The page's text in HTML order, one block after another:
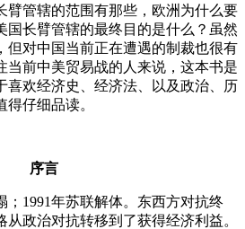
臂管辖的范围有那些，欧洲为什么要
国长臂管辖的最终目的是什么？虽然
但对中国当前正在遭遇的制裁也很有
当前中美贸易战的人来说，这本书是
喜欢经济史、经济法、以及政治、历
仔细品读。
序言
；1991年苏联解体。东西方对抗终
政治对抗转移到了获得经济利益。